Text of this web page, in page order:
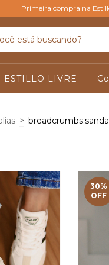
Primeira compra na
ESTILLO LIVRE
>
30%
OFF